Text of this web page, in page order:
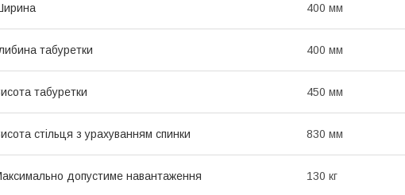
400 мм
табуретки 400 мм
табуретки 450 мм
стільця з урахуванням спинки 830 мм
допустиме навантаження 130 кг